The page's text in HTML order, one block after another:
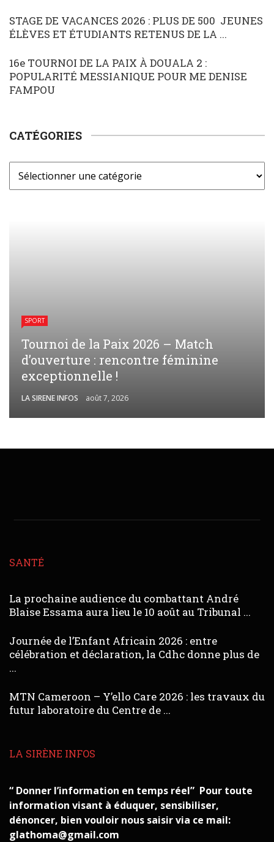
STAGE DE VACANCES 2026 : PLUS DE 500 JEUNES
ÉLÈVES ET ÉTUDIANTS RETENUS DE LA ...
16e TOURNOI DE LA PAIX À DOUALA 2 :
POPULARITÉ MESSIANIQUE POUR ME DENISE
FAMPOU
CATÉGORIES
SPORT
Tournoi de la Paix 2026 – Match
d’ouverture : rencontre féminine
exceptionnelle !
LA SIRENE INFOS août 7, 2026
SANTÉ
La prochaine audience du combattant André
Blaise Essama aura lieu le 10 août au Tribunal ...
Journée de l’Enfant Africain 2026 : entre
célébration et déclaration, la Cdhc donne plus de
...
MTN Cameroon – Y’ello Care 2026 : les travaux du
futur laboratoire du Centre de ...
LA SIRÈNE INFOS
“ Donner l’information en temps réel” Pour toute
information visant à éduquer, sensibiliser,
dénoncer, bien vouloir nous saisir via ce mail:
glathoma@gmail.com